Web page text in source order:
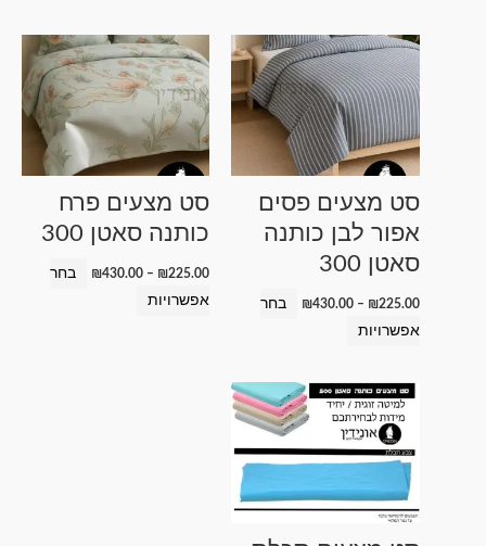
סט מצעים פסים
אפור לבן כותנה
סאטן 300
₪225.00
–
₪430.00
טווח
מחירים:
עד
⁦₪430.00⁩
בחר
אפשרויות
למוצר
זה
יש
מספר
סוגים.
לבחור
את
האפשרויות
סט מצעים פרח
כותנה סאטן 300
₪225.00
–
₪430.00
טווח
מחירים:
⁦₪225.00⁩
עד
בחר
אפשרויות
למוצר
זה
יש
מספר
סוגים.
לבחור
את
האפשרויות
טווח
מחירים:
⁦₪225.00⁩
למוצר
זה
יש
סוגים.